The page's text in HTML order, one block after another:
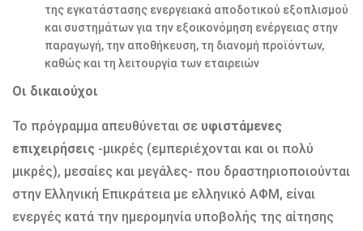
της εγκατάστασης ενεργειακά αποδοτικού εξοπλισμού
και συστημάτων για την εξοικονόμηση ενέργειας στην
παραγωγή, την αποθήκευση, τη διανομή προϊόντων,
καθώς και τη λειτουργία των εταιρειών
Οι δικαιούχοι
Το πρόγραμμα απευθύνεται σε υφιστάμενες
επιχειρήσεις -μικρές (εμπεριέχονται και οι πολύ
μικρές), μεσαίες και μεγάλες- που δραστηριοποιούνται
στην Ελληνική Επικράτεια με ελληνικό ΑΦΜ, είναι
ενεργές κατά την ημερομηνία υποβολής της αίτησης